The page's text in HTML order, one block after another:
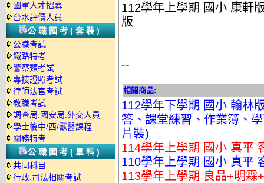
國軍人才招募
台水評價人員
公職國考(套裝)
公職考試
鐵路特考
警察類考試
專技證照考試
律師法官考試
教職考試
調查局.國安局.外交人員
學士後中/西/獸醫課程
關務特考
公職國考(單科)
共同科目
行政.司法相關考試
112學年上學期 國小 康軒
版
--
相關商品:
112學年下學期 國小 翰林
答、課堂練習、作業簿、
片裝)
114學年上學期 國小 真平
110學年上學期 國小 真平
113學年上學期 良品+明霖